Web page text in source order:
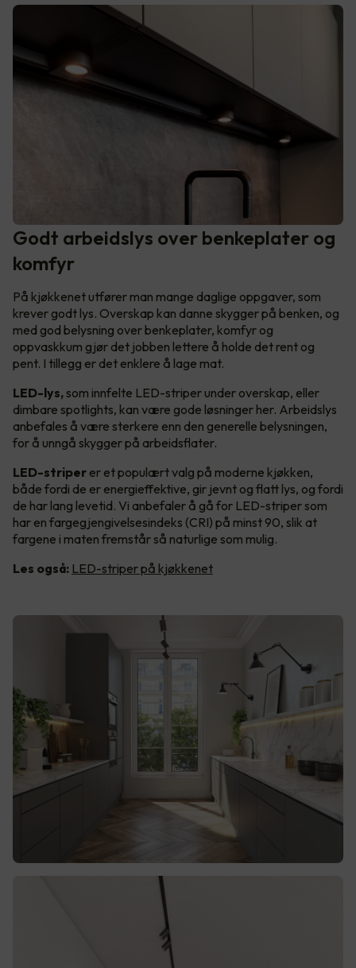
Godt arbeidslys over benkeplater og
komfyr
På kjøkkenet utfører man mange daglige oppgaver, som
krever godt lys. Overskap kan danne skygger på benken, og
med god belysning over benkeplater, komfyr og
oppvaskkum gjør det jobben lettere å holde det rent og
pent. I tillegg er det enklere å lage mat.
LED-lys,som innfelte LED-striper under overskap, eller
dimbare spotlights, kan være gode løsninger her. Arbeidslys
anbefales å være sterkere enn den generelle belysningen,
for å unngå skygger på arbeidsflater.
LED-striper er et populært valg på moderne kjøkken,
både fordi de er energieffektive, gir jevnt og flatt lys, og fordi
de har lang levetid. Vi anbefaler å gå for LED-striper som
har en fargegjengivelsesindeks (CRI) på minst 90, slik at
fargene i maten fremstår så naturlige som mulig.
Les også: LED-striper på kjøkkenet